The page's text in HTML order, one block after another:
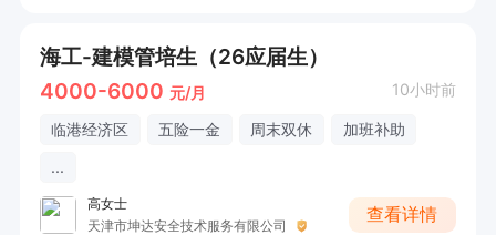
海工-建模管培生（26应届生）
4000-6000 元/月 10小时前
临港经济区 五险一金 周末双休
加班补助
...
高女士
天津市坤达安全技术服务有限公司
查看详情